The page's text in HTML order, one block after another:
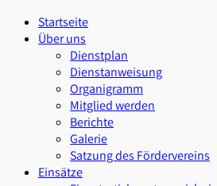
Startseite
Über uns
Dienstplan
Dienstanweisung
Organigramm
Mitglied werden
Berichte
Galerie
Satzung des Fördervereins
Einsätze